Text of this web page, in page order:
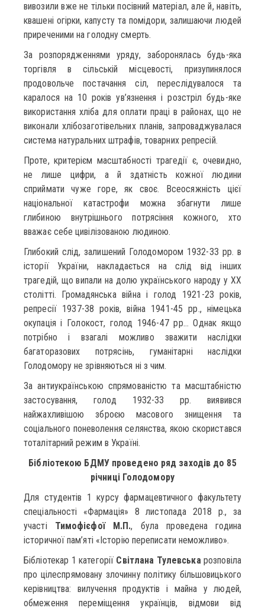
вивозили вже не тільки посівний матеріал, але й, навіть,
квашені огірки, капусту та помідори, залишаючи людей
приреченими на голодну смерть.
За розпорядженнями уряду, заборонялась будь-яка
торгівля в сільській місцевості, призупинялося
продовольче постачання сіл, переслідувалося та
каралося на 10 років ув’язнення і розстріл будь-яке
використання хліба для оплати праці в районах, що не
виконали хлібозаготівельних планів, запроваджувалася
система натуральних штрафів, товарних репресій.
Проте, критерієм масштабності трагедії є, очевидно,
не лише цифри, а й здатність кожної людини
сприймати чуже горе, як своє. Всеосяжність цієї
національної катастрофи можна збагнути лише
глибиною внутрішнього потрясіння кожного, хто
вважає себе цивілізованою людиною.
Глибокий слід, залишений Голодомором 1932-33 рр. в
історії України, накладається на слід від інших
трагедій, що випали на долю українського народу у ХХ
столітті. Громадянська війна і голод 1921-23 років,
репресії 1937-38 років, війна 1941-45 рр., німецька
окупація і Голокост, голод 1946-47 рр… Однак якщо
потрібно і взагалі можливо зважити наслідки
багаторазових потрясінь, гуманітарні наслідки
Голодомору не зрівняються ні з чим.
За антиукраїнською спрямованістю та масштабністю
застосування, голод 1932-33 рр. виявився
найжахливішою зброєю масового знищення та
соціального поневолення селянства, якою скористався
тоталітарний режим в Україні.
Бібліотекою БДМУ проведено ряд заходів до 85
річниці Голодомору
Для студентів 1 курсу фармацевтичного факультету
спеціальності «Фармація» 8 листопада 2018 р., за
участі Тимофієфої М.П., була проведена година
історичної пам’яті «Історію переписати неможливо».
Бібліотекар 1 категорії Світлана Тулевськарозповіла
про цілеспрямовану злочинну політику більшовицького
керівництва: вилучення продуктів і майна у людей,
обмеження переміщення українців, відмови від